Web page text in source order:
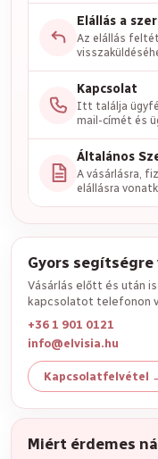
Elállás a
Az elállás
Kapcsolat
Itt találja
mail-címét és
Általános
A vásárlásra,
elállásra
Gyors segítségre
Vásárlás előtt és után
kapcsolatot telefonon
+36 1 901 0121
info@elvisia.hu
Kapcsolatfelvétel
Miért érdemes